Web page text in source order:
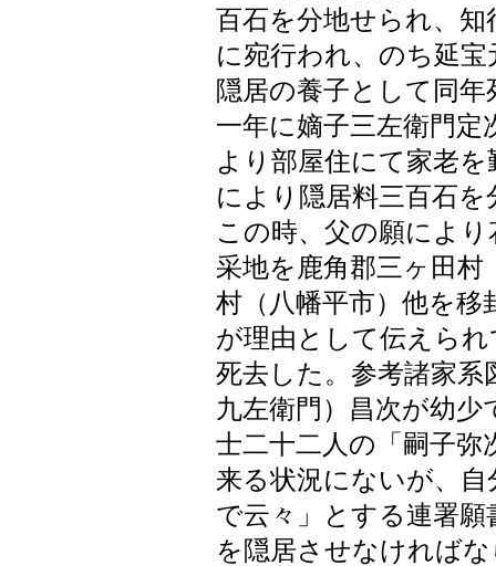
百石を分地せられ、知
に宛行われ、のち延
隠居の養子として同
一年に嫡子三左衛門定
より部屋住にて家老
により隠居料三百石
この時、父の願によ
采地を鹿角郡三ヶ田村
村（八幡平市）他を
が理由として伝えら
死去した。参考諸家
九左衛門）昌次が幼
士二十二人の「嗣子弥
来る状況にないが、
で云々」とする連署
を隠居させなければ